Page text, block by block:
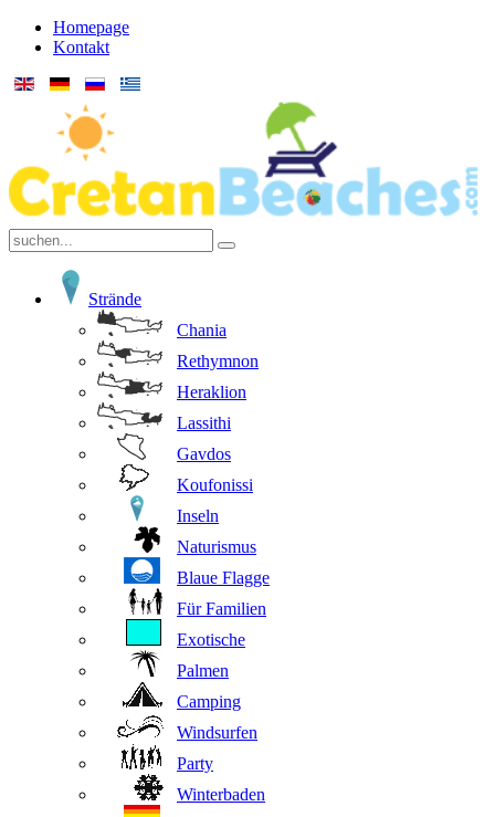
Homepage
Kontakt
Strände
Chania
Rethymnon
Heraklion
Lassithi
Gavdos
Koufonissi
Inseln
Naturismus
Blaue Flagge
Für Familien
Exotische
Palmen
Camping
Windsurfen
Party
Winterbaden